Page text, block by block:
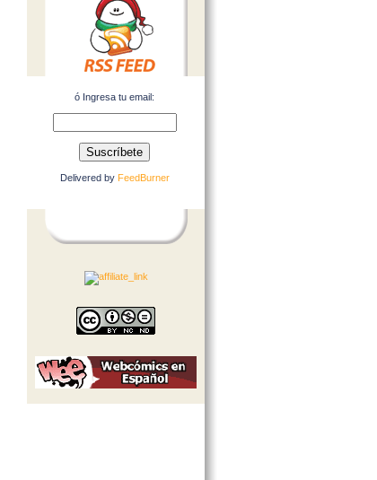
ó Ingresa tu email:
Delivered by FeedBurner